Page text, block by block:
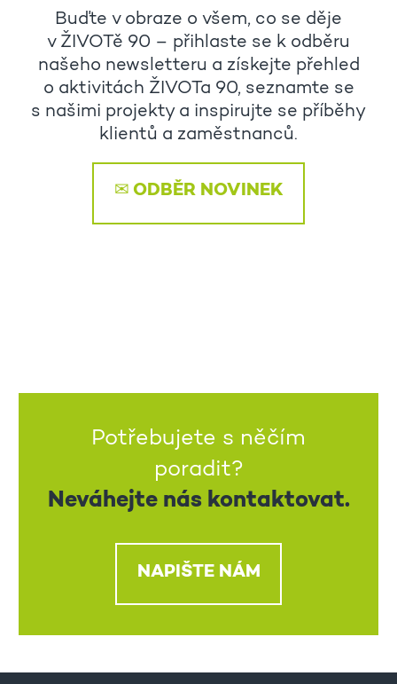
Buďte v obraze o všem, co se děje
v ŽIVOTě 90 – přihlaste se k odběru
našeho newsletteru a získejte přehled
o aktivitách ŽIVOTa 90, seznamte se
s našimi projekty a inspirujte se příběhy
klientů a zaměstnanců.
✉ ODBĚR NOVINEK
Potřebujete s něčím
poradit?
Neváhejte nás kontaktovat.
NAPIŠTE NÁM